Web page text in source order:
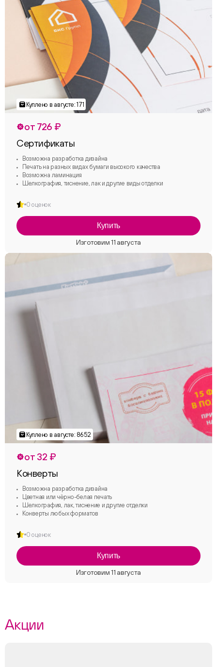
от 726 ₽
Сертификаты
Возможна разработка дизайна
Печать на разных видах бумаги высокого качества
Возможна ламинация
Шелкография, тиснение, лак и другие виды отделки
0 оценок
Купить
от 32 ₽
Конверты
Возможна разработка дизайна
Цветная или чёрно-белая печать
Шелкография, лак, тиснение и другие отделки
Конверты любых форматов
0 оценок
Купить
Акции